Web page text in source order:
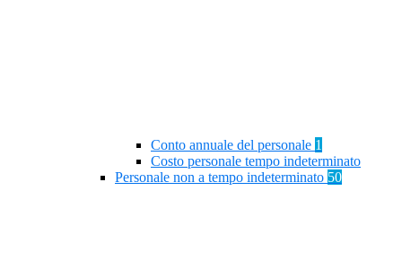
Conto annuale del personale 1
Costo personale tempo indeterminato
Personale non a tempo indeterminato 50